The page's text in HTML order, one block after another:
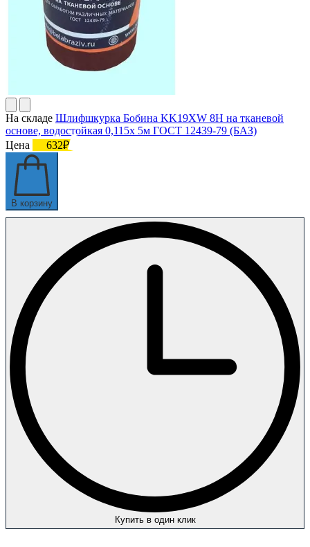
На складе Шлифшкурка Бобина KK19XW 8H на тканевой
основе, водостойкая 0,115х 5м ГОСТ 12439-79 (БАЗ)
Цена
632₽
В корзину
Купить в один клик